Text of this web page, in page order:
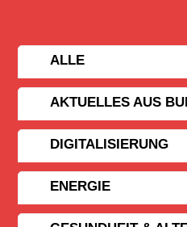
ALLE
AKTUELLES AUS
DIGITALISIERUNG
ENERGIE